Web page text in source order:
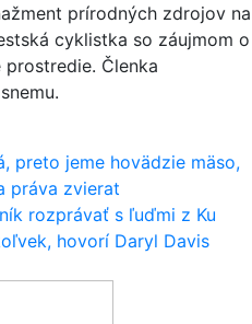
prírodných zdrojov na
cyklistka so záujmom o
Členka
preto jeme hovädzie mäso,
práva zvierat
rozprávať s ľuďmi z Ku
hovorí Daryl Davis